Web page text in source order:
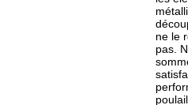
ne le
pas.